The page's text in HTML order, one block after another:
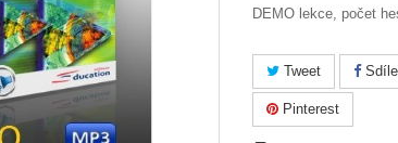
DEMO lekce, počet
Tweet
Pinterest